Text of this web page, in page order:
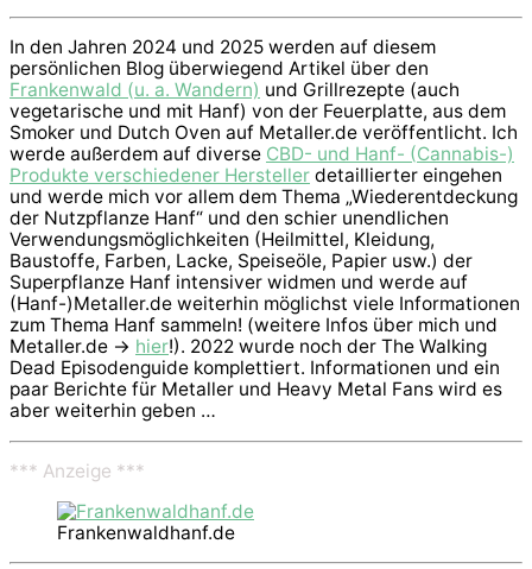
In den Jahren 2024 und 2025 werden auf diesem
persönlichen Blog überwiegend Artikel über den
Frankenwald (u. a. Wandern) und Grillrezepte (auch
vegetarische und mit Hanf) von der Feuerplatte, aus dem
Smoker und Dutch Oven auf Metaller.de veröffentlicht. Ich
werde außerdem auf diverse CBD- und Hanf- (Cannabis-)
Produkte verschiedener Hersteller detaillierter eingehen
und werde mich vor allem dem Thema „Wiederentdeckung
der Nutzpflanze Hanf“ und den schier unendlichen
Verwendungsmöglichkeiten (Heilmittel, Kleidung,
Baustoffe, Farben, Lacke, Speiseöle, Papier usw.) der
Superpflanze Hanf intensiver widmen und werde auf
(Hanf-)Metaller.de weiterhin möglichst viele Informationen
zum Thema Hanf sammeln! (weitere Infos über mich und
Metaller.de -> hier!). 2022 wurde noch der The Walking
Dead Episodenguide komplettiert. Informationen und ein
paar Berichte für Metaller und Heavy Metal Fans wird es
aber weiterhin geben …
*** Anzeige ***
Frankenwaldhanf.de